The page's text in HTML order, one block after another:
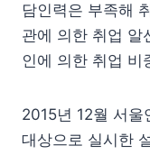
담인력은 부족해
관에 의한 취업 알
인에 의한 취업
2015년 12월 서
대상으로 실시한